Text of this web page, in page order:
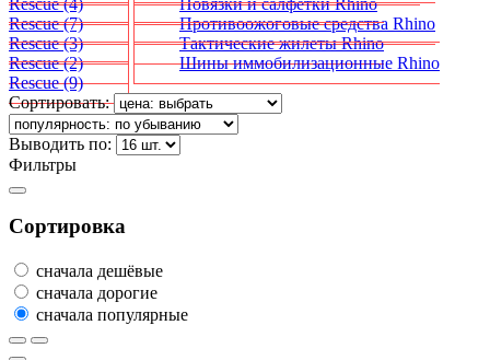
Rescue(7)
Противоожоговые средства Rhino
Rescue(3)
Тактические жилеты Rhino
Rescue(2)
Шины иммобилизационные Rhino
Rescue(9)
Сортировать:
Выводить по:
Фильтры
Сортировка
сначала дешёвые
сначала дорогие
сначала популярные